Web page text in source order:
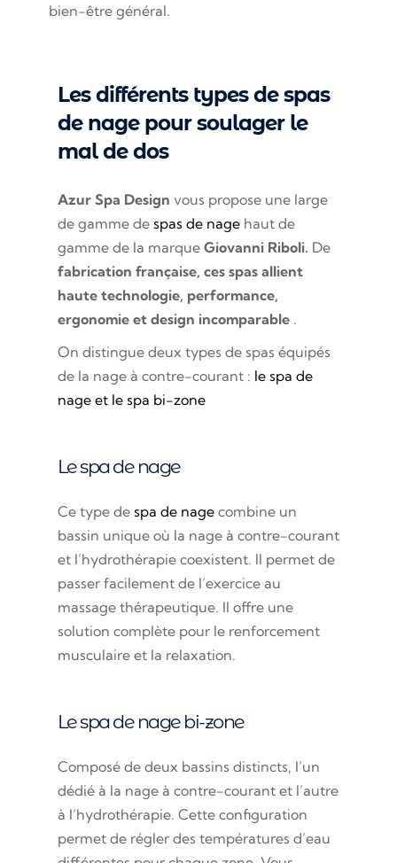
bien-être général.
Les différents types de spas
de nage pour soulager le
mal de dos
Azur Spa Design vous propose une large
de gamme de spas de nagehaut de
gamme de la marque Giovanni Riboli. De
fabrication française, ces spas allient
haute technologie, performance,
ergonomie et design incomparable .
On distingue deux types de spas équipés
de la nage à contre-courant : le spa de
nage et le spa bi-zone
Le spa de nage
Ce type de spa de nagecombine un
bassin unique où la nage à contre-courant
et l’hydrothérapie coexistent. Il permet de
passer facilement de l’exercice au
massage thérapeutique. Il offre une
solution complète pour le renforcement
musculaire et la relaxation.
Le spa de nage bi-zone
Composé de deux bassins distincts, l’un
dédié à la nage à contre-courant et l’autre
à l’hydrothérapie. Cette configuration
permet de régler des températures d’eau